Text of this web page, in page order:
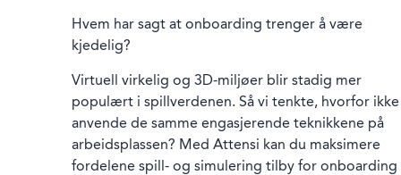
Hvem har sagt at onboarding trenger å være
kjedelig?
Virtuell virkelig og 3D-miljøer blir stadig mer
populært i spillverdenen. Så vi tenkte, hvorfor ikke
anvende de samme engasjerende teknikkene på
arbeidsplassen? Med Attensi kan du maksimere
fordelene spill- og simulering tilby for onboarding